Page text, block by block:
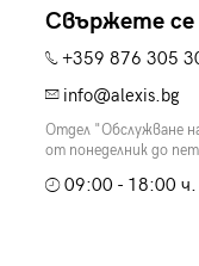
Свържете се
+359 876 305
info@alexis.bg
Отдел "Обслужване
от понеделник до
09:00 - 18:00 ч.